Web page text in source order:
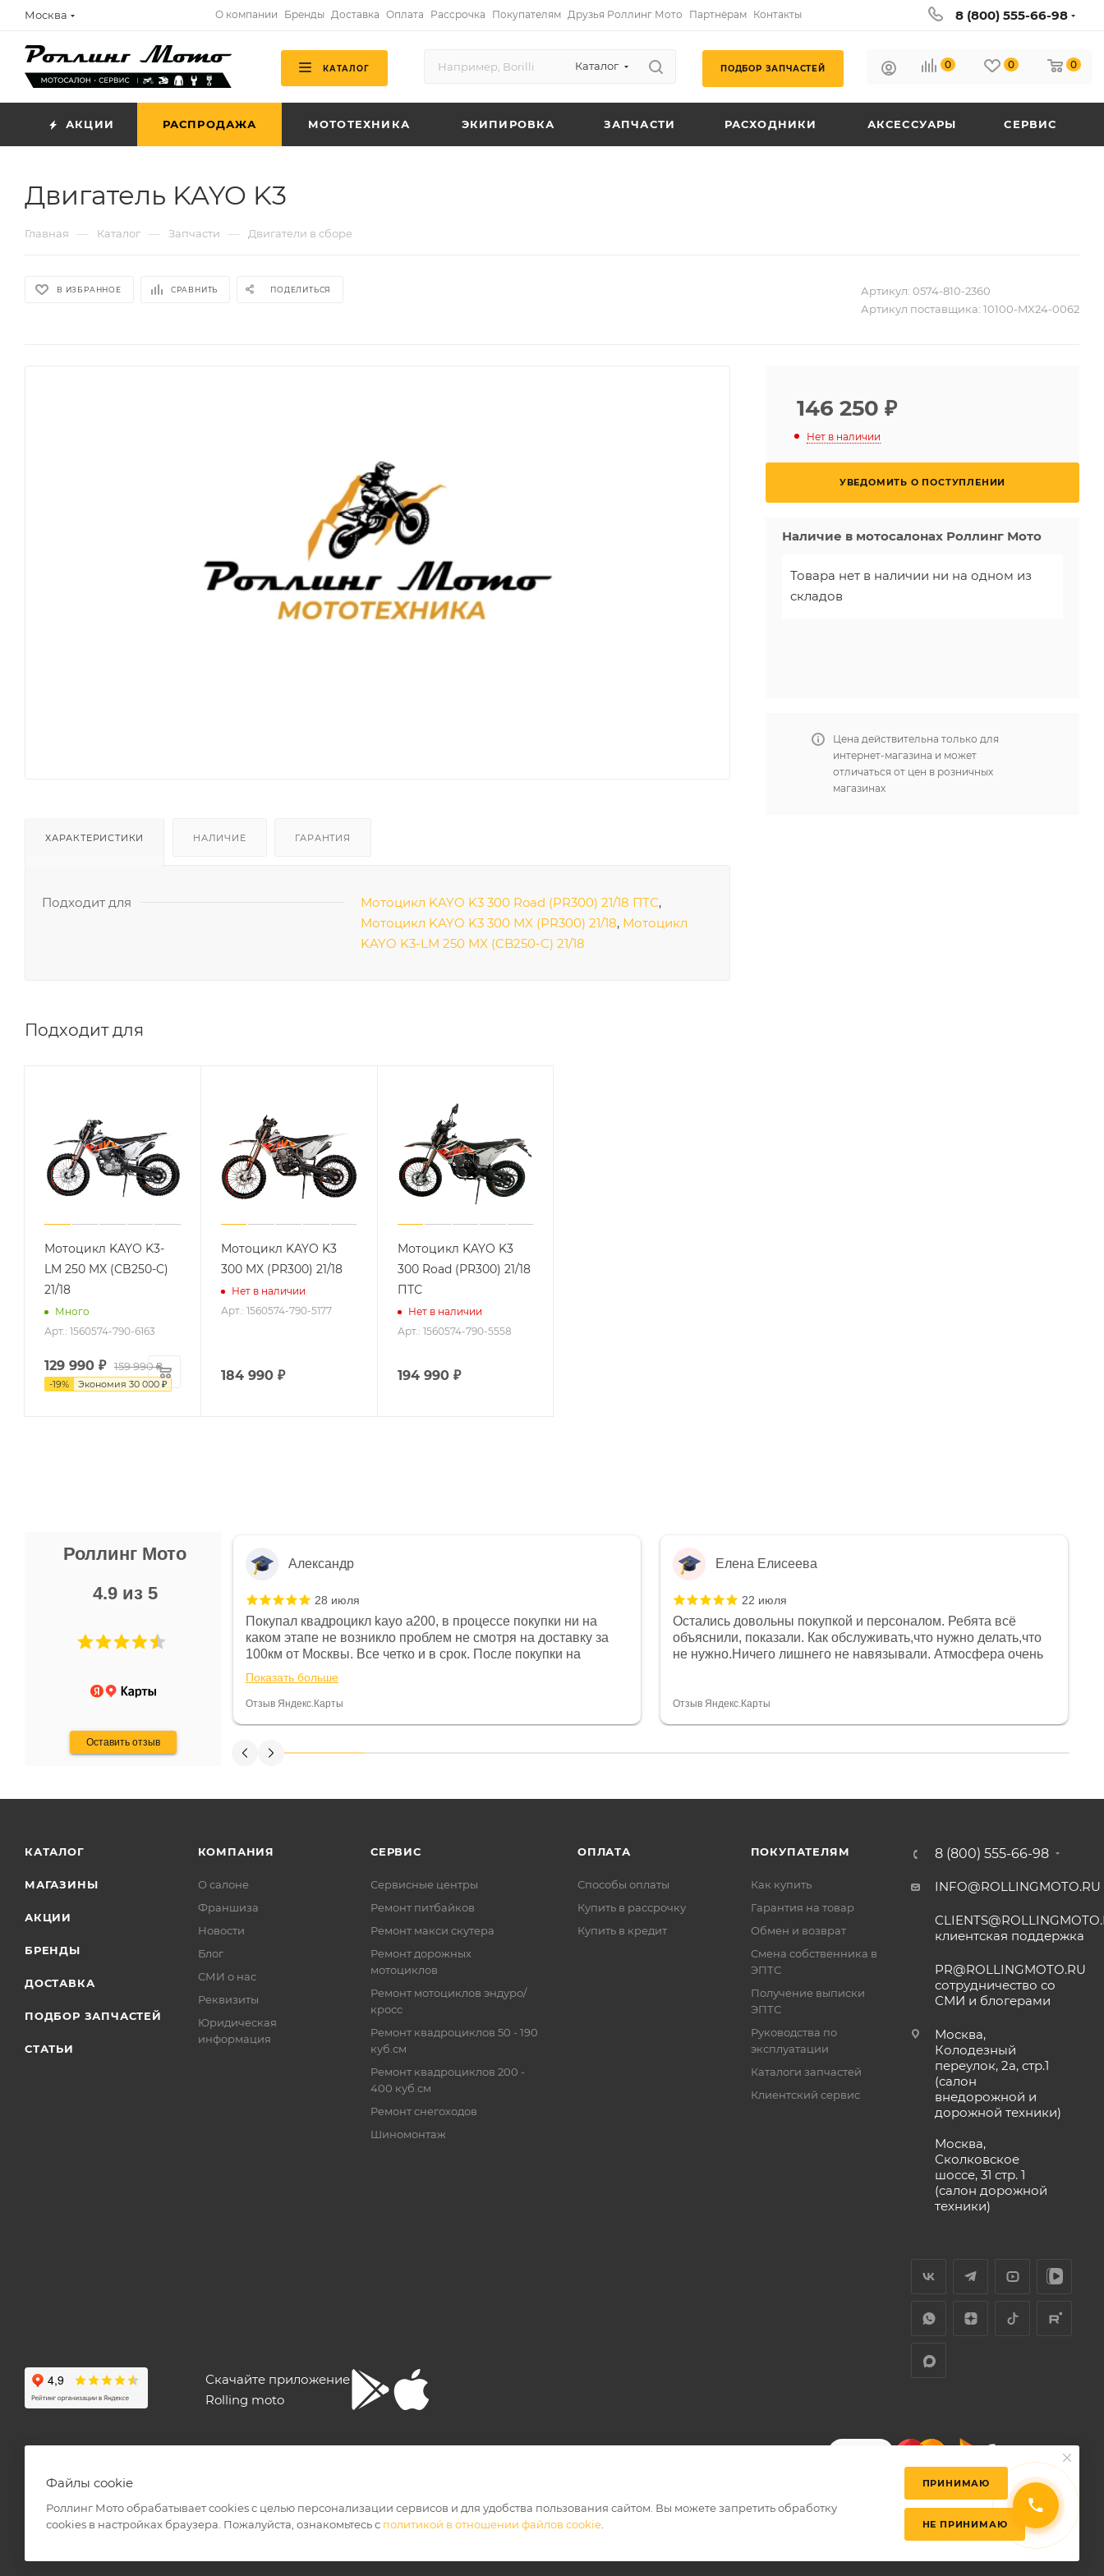
Москва О компании Бренды Доставка Оплата Рассрочка Покупателям Друзья Роллинг Мото Партнёрам Контакты 8 (800) 555-66-98
КАТАЛОГ Каталог ПОДБОР ЗАПЧАСТЕЙ 0 0 0
АКЦИИ РАСПРОДАЖА МОТОТЕХНИКА ЭКИПИРОВКА ЗАПЧАСТИ РАСХОДНИКИ АКСЕССУАРЫ СЕРВИС
Двигатель KAYO K3
Главная — Каталог — Запчасти — Двигатели в сборе
В ИЗБРАННОЕ СРАВНИТЬ ПОДЕЛИТЬСЯ Артикул: 0574-810-2360
Артикул поставщика: 10100-MX24-0062
ХАРАКТЕРИСТИКИ НАЛИЧИЕ ГАРАНТИЯ
Подходит для Мотоцикл KAYO K3 300 Road (PR300) 21/18 ПТС,
Мотоцикл KAYO K3 300 MX (PR300) 21/18, Мотоцикл
KAYO K3-LM 250 MX (CB250-C) 21/18
Подходит для
Мотоцикл KAYO K3-
LM 250 MX (CB250-C)
21/18
Много
Арт.: 1560574-790-6163
129 990 ₽ 159 990₽
-19% Экономия 30 000 ₽
Мотоцикл KAYO K3
300 MX (PR300) 21/18
Нет в наличии
Арт.: 1560574-790-5177
184 990₽
Мотоцикл KAYO K3
300 Road (PR300) 21/18
ПТС
Нет в наличии
Арт.: 1560574-790-5558
194 990₽
146 250 ₽
Нет в наличии
УВЕДОМИТЬ О ПОСТУПЛЕНИИ
Наличие в мотосалонах Роллинг Мото
Товара нет в наличии ни на одном из
складов
Цена действительна только для
интернет-магазина и может
отличаться от цен в розничных
магазинах
Роллинг Мото
4.9 из 5
Оставить отзыв
Не понравились условия
и дают только на год)
Александр
28 июля
Покупал квадроцикл kayo a200, в процессе покупки ни на
каком этапе не возникло проблем не смотря на доставку за
100км от Москвы. Все четко и в срок. После покупки на
спидометре всегда был 0, при этом представители магазина
постоянно были на связи и в итоге проблема была решена.
Считаю, что это говорит о небезразличии к клиенту после
Показать больше
Отзыв Яндекс.Карты
Елена Елисеева
22 июля
Остались довольны покупкой и персоналом. Ребята всё
объяснили, показали. Как обслуживать,что нужно делать,что
не нужно.Ничего лишнего не навязывали. Атмосфера очень
огромное спасибо Дмитрию, за клиентоориентированность и
Отзыв Яндекс.Карты
КАТАЛОГ
МАГАЗИНЫ
АКЦИИ
БРЕНДЫ
ДОСТАВКА
ПОДБОР ЗАПЧАСТЕЙ
СТАТЬИ
КОМПАНИЯ
О салоне
Франшиза
Новости
Блог
СМИ о нас
Реквизиты
Юридическая
информация
СЕРВИС
Сервисные центры
Ремонт питбайков
Ремонт макси скутера
Ремонт дорожных
мотоциклов
Ремонт мотоциклов эндуро/
кросс
Ремонт квадроциклов 50 - 190
куб.см
Ремонт квадроциклов 200 -
400 куб.см
Ремонт снегоходов
Шиномонтаж
ОПЛАТА
Способы оплаты
Купить в рассрочку
Купить в кредит
ПОКУПАТЕЛЯМ
Как купить
Гарантия на товар
Обмен и возврат
Смена собственника в
ЭПТС
Получение выписки
ЭПТС
Руководства по
эксплуатации
Каталоги запчастей
Клиентский сервис
8 (800) 555-66-98
INFO@ROLLINGMOTO.RU
клиентская поддержка
PR@ROLLINGMOTO.RU
сотрудничество со
СМИ и блогерами
Москва,
Колодезный
переулок, 2а, стр.1
(салон
внедорожной и
дорожной техники)
Москва,
Сколковское
шоссе, 31 стр. 1
(салон дорожной
техники)
Скачайте приложение
Rolling moto
ПОЛЬЗОВАТЕЛЬСКОЕ СОГЛАШЕНИЕПУБЛИЧНАЯ ОФЕРТАПОЛИТИКА КОНФИДЕНЦИАЛЬНОСТИ
Файлы cookie
Роллинг Мото обрабатывает сookies с целью персонализации сервисов и для удобства пользования сайтом. Вы можете запретить обработку
сookies в настройках браузера. Пожалуйста, ознакомьтесь с политикой в отношении файлов cookie
ПРИНИМАЮ
НЕ ПРИНИМАЮ